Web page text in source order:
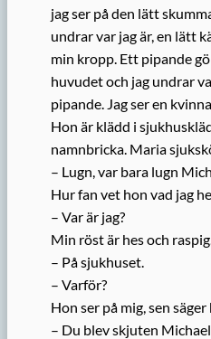
jag ser på den lätt
undrar var jag är, en lätt
min kropp. Ett pipande
huvudet och jag undrar
pipande. Jag ser en
Hon är klädd i
namnbricka. Maria
– Lugn, var bara lugn
Hur fan vet hon vad jag
– Var är jag?
Min röst är hes och raspig.
– På sjukhuset.
– Varför?
Hon ser på mig, sen säger
– Du blev skjuten